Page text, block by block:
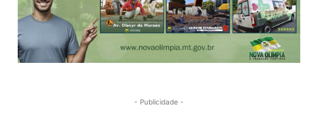
- Publicidade -